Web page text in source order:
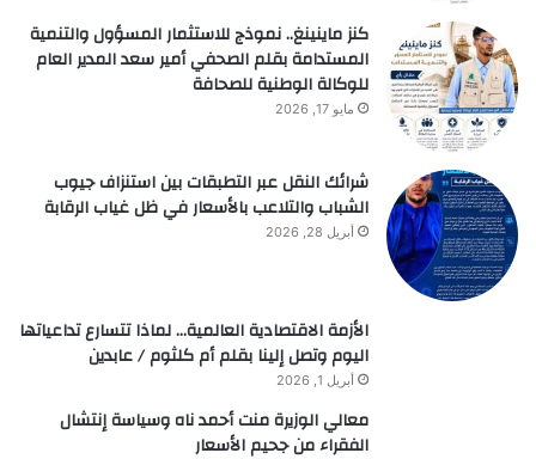
كنز ماينينغ.. نموذج للاستثمار المسؤول والتنمية
المستدامة بقلم الصحفي أمير سعد المدير العام
للوكالة الوطنية للصحافة
مايو 17, 2026
شرائك النقل عبر التطبقات بين استنزاف جيوب
الشباب والتلاعب بالأسعار في ظل غياب الرقابة
أبريل 28, 2026
الأزمة الاقتصادية العالمية… لماذا تتسارع تداعياتها
اليوم وتصل إلينا بقلم أم كلثوم / عابدين
أبريل 1, 2026
معالي الوزيرة منت أحمد ناه وسياسة إنتشال
الفقراء من جحيم الأسعار